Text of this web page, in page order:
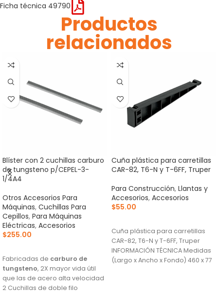
Ficha técnica 49790
Productos
relacionados
Blíster con 2 cuchillas carburo
de tungsteno p/CEPEL-3-
1/4A4
Otros Accesorios Para
Máquinas, Cuchillas Para
Cepillos, Para Máquinas
Eléctricas, Accesorios
$255.00
Fabricadas de carburo de
tungsteno, 2X mayor vida útil
que las de acero alta velocidad
2 Cuchillas de doble filo
Cuña plástica para carretillas
CAR-82, T6-N y T-6FF, Truper
Para Construcción, Llantas y
Accesorios, Accesorios
$55.00
Cuña plástica para carretillas
CAR-82, T6-N y T-6FF, Truper
INFORMACIÓN TÉCNICA Medidas
(Largo x Ancho x Fondo) 460 x 77